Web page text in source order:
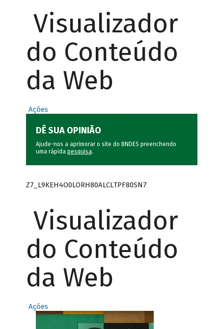
Visualizador
do Conteúdo
da Web
Ações
DÊ SUA OPINIÃO
Ajude-nos a aprimorar o site do BNDES preenchendo
uma rápida pesquisa.
Z7_L9KEH4O0LORH80ALCLTPF80SN7
Visualizador
do Conteúdo
da Web
Ações